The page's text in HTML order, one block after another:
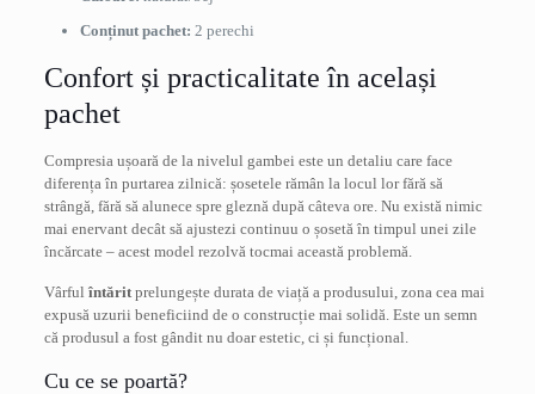
Conținut pachet: 2 perechi
Confort și practicalitate în același
pachet
Compresia ușoară de la nivelul gambei este un detaliu care face
diferența în purtarea zilnică: șosetele rămân la locul lor fără să
strângă, fără să alunece spre gleznă după câteva ore. Nu există nimic
mai enervant decât să ajustezi continuu o șosetă în timpul unei zile
încărcate – acest model rezolvă tocmai această problemă.
Vârful întăritprelungește durata de viață a produsului, zona cea mai
expusă uzurii beneficiind de o construcție mai solidă. Este un semn
că produsul a fost gândit nu doar estetic, ci și funcțional.
Cu ce se poartă?